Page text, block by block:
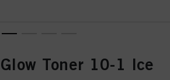
Toner 10-1 Ice